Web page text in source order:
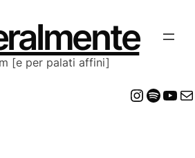
[e per palati affini]